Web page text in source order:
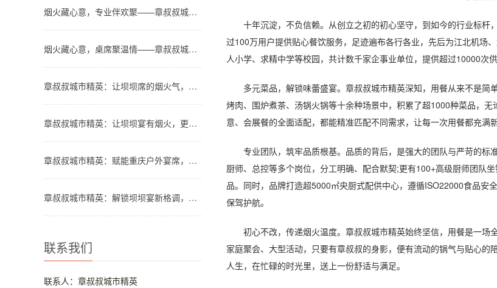
烟火藏心意，专业伴欢聚——章叔叔城市精英团队解锁川渝坝坝宴新格调
烟火藏心意，桌席聚温情——章叔叔城市精英团队解锁川渝坝坝宴新格调
章叔叔城市精英：让坝坝席的烟火气，温暖都市人的团圆时刻
章叔叔城市精英：让坝坝宴有烟火，更有品质
章叔叔城市精英：赋能重庆户外宴席，让山水间的欢聚更有格调
章叔叔城市精英：解锁坝坝宴新格调，让烟火欢聚更省心
联系我们
联系人：章叔叔城市精英
十年沉淀，不负信赖。从创立之初的初心坚守，到如今的行业标杆
过100万用户提供贴心餐饮服务，足迹遍布各行各业，先后为江北机场
人小学、求精中学等校园，共计数千家企事业单位，提供超过10000次
多元菜品，解锁味蕾盛宴。章叔叔城市精英深知，用餐从来不是简
烤肉、围炉煮茶、汤锅火锅等十余种场景中，积累了超1000种菜品，
意、会展餐的全面适配，都能精准匹配不同需求，让每一次用餐都充满
专业团队，筑牢品质根基。品质的背后，是强大的团队与严苛的标
厨师、总控等多个岗位，分工明确、配合默契;更有100+高级厨师团队
品。同时，品牌打造超5000㎡央厨式配供中心，遵循ISO22000食品
保驾护航。
初心不改，传递烟火温度。章叔叔城市精英始终坚信，用餐是一场
家庭聚会、大型活动，只要有章叔叔的身影，便有流动的锅气与贴心
人生，在忙碌的时光里，送上一份舒适与满足。